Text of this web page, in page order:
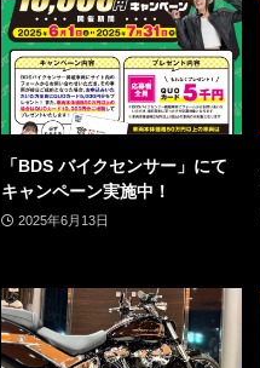
「BDS バイクセンサー」にて
キャンペーン実施中！
2025年6月13日